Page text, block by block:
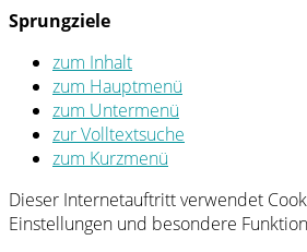
Sprungziele
zum Inhalt
zum Hauptmenü
zum Untermenü
zur Volltextsuche
zum Kurzmenü
Dieser Internetauftritt verwendet
Einstellungen und besondere